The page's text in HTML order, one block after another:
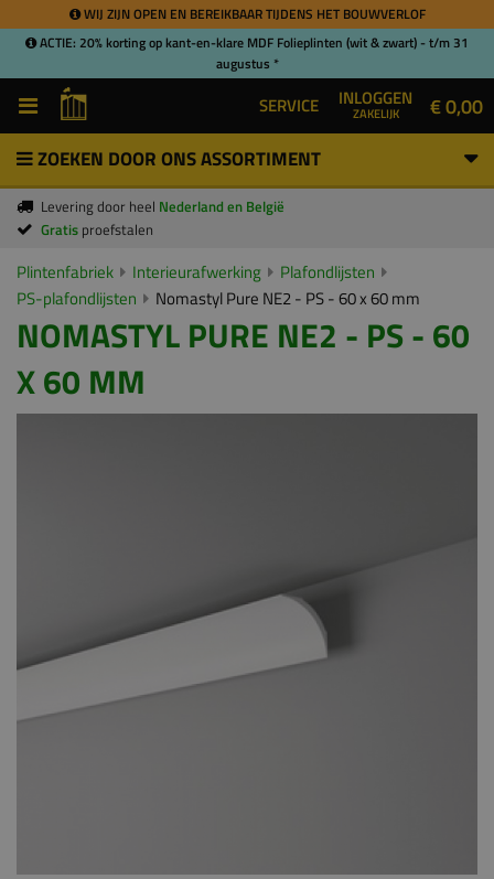
WIJ ZIJN OPEN EN BEREIKBAAR TIJDENS HET BOUWVERLOF
ACTIE: 20% korting op kant-en-klare MDF Folieplinten (wit & zwart) - t/m 31
augustus *
SERVICE INLOGGEN
ZAKELIJK € 0,00
ZOEKEN DOOR ONS ASSORTIMENT
Levering door heel Nederland en België
Gratis proefstalen
Plintenfabriek Interieurafwerking
Plafondlijsten
PS-plafondlijsten
Nomastyl Pure NE2 - PS - 60 x 60 mm
NOMASTYL PURE NE2 - PS - 60
X 60 MM